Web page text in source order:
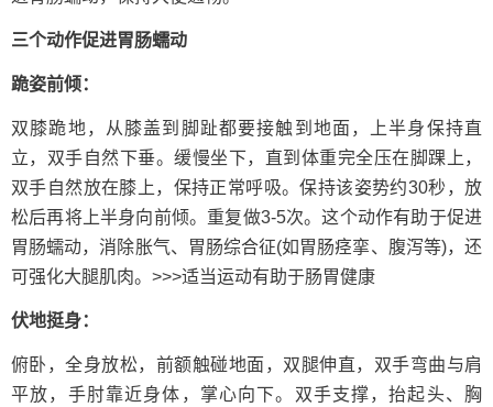
三个动作促进胃肠蠕动
跪姿前倾：
双膝跪地，从膝盖到脚趾都要接触到地面，上半身保持直
立，双手自然下垂。缓慢坐下，直到体重完全压在脚踝上，
双手自然放在膝上，保持正常呼吸。保持该姿势约30秒，放
松后再将上半身向前倾。重复做3-5次。这个动作有助于促进
胃肠蠕动，消除胀气、胃肠综合征(如胃肠痉挛、腹泻等)，还
可强化大腿肌肉。>>>适当运动有助于肠胃健康
伏地挺身：
俯卧，全身放松，前额触碰地面，双腿伸直，双手弯曲与肩
平放，手肘靠近身体，掌心向下。双手支撑，抬起头、胸